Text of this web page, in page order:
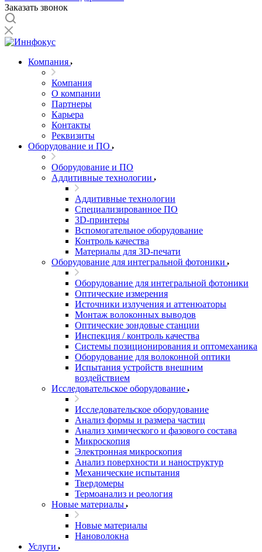
Заказать звонок
Компания
Компания
О компании
Партнеры
Карьера
Контакты
Реквизиты
Оборудование и ПО
Оборудование и ПО
Аддитивные технологии
Аддитивные технологии
Специализированное ПО
3D-принтеры
Вспомогательное оборудование
Контроль качества
Материалы для 3D-печати
Оборудование для интегральной фотоники
Оборудование для интегральной фотоники
Оптические измерения
Источники излучения и аттенюаторы
Монтаж волоконных выводов
Оптические зондовые станции
Инспекция / контроль качества
Системы позиционирования и оптомеханика
Оборудование для волоконной оптики
Испытания устройств внешним
воздействием
Исследовательское оборудование
Исследовательское оборудование
Анализ формы и размера частиц
Анализ химического и фазового состава
Микроскопия
Электронная микроскопия
Анализ поверхности и наноструктур
Механические испытания
Твердомеры
Термоанализ и реология
Новые материалы
Новые материалы
Нановолокна
Услуги